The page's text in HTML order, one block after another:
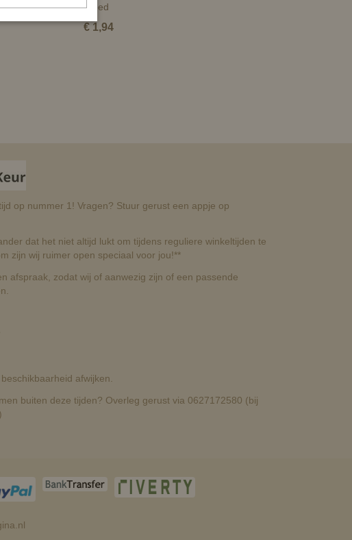
breed
€ 1,94
op nummer 1! Vragen? Stuur gerust een appje op
dat het niet altijd lukt om tijdens reguliere winkeltijden te
zijn wij ruimer open speciaal voor jou!**
afspraak, zodat wij of aanwezig zijn of een passende
afwijken.
buiten deze tijden? Overleg gerust via 0627172580 (bij